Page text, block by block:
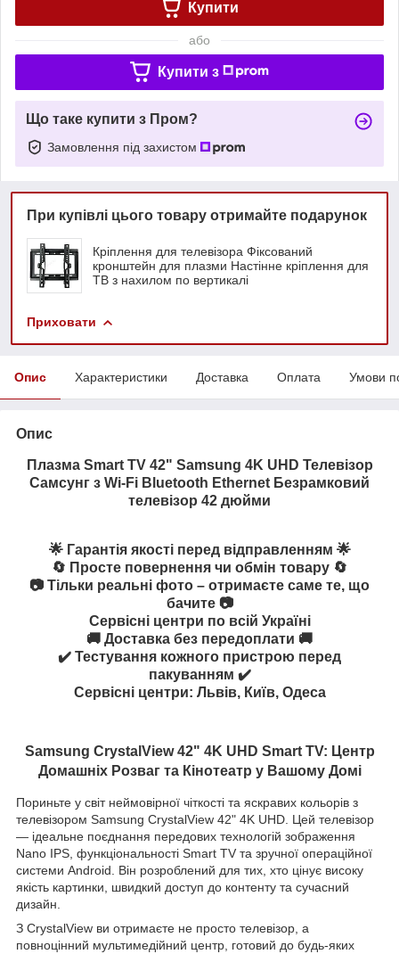
Купити
або
Купити з
Що таке купити з Пром?
Замовлення під захистом
При купівлі цього товару отримайте подарунок
Кріплення для телевізора Фіксований
кронштейн для плазми Настінне кріплення для
ТВ з нахилом по вертикалі
Приховати
Опис Характеристики Доставка Оплата Умови
Опис
Плазма Smart TV 42" Samsung 4K UHD Телевізор
Самсунг з Wi-Fi Bluetooth Ethernet Безрамковий
телевізор 42 дюйми
🌟 Гарантія якості перед відправленням 🌟
🔄 Просте повернення чи обмін товару 🔄
📷 Тільки реальні фото – отримаєте саме те, що
бачите 📷
Сервісні центри по всій Україні
🚚 Доставка без передоплати 🚚
✔️ Тестування кожного пристрою перед
пакуванням ✔️
Сервісні центри: Львів, Київ, Одеса
Samsung CrystalView 42" 4K UHD Smart TV: Центр
Домашніх Розваг та Кінотеатр у Вашому Домі
Пориньте у світ неймовірної чіткості та яскравих кольорів з
телевізором Samsung CrystalView 42" 4K UHD. Цей телевізор
— ідеальне поєднання передових технологій зображення
Nano IPS, функціональності Smart TV та зручної операційної
системи Android. Він розроблений для тих, хто цінує високу
якість картинки, швидкий доступ до контенту та сучасний
дизайн.
З CrystalView ви отримаєте не просто телевізор, а
повноцінний мультимедійний центр, готовий до будь-яких